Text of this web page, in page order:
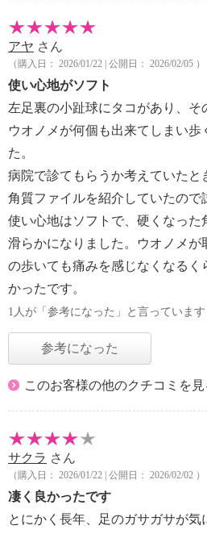
アヤ さん
（購入日： 2026/01/22 | 公開日： 2026/02/05 ）
使い心地がソフト
左足裏の小趾球にタコがあり、そ
ウオノメが何個も出来てしまい歩
た。
病院で診てもらうか考えていたと
角質ファイルを紹介していたので
使い心地はソフトで、硬くなった
滑らかになりました。ウオノメが
の歩いても痛みを感じなくなるく
かったです。
1人が「参考になった」と言っています
参考になった
このお客様の他のクチコミを見
サクラ さん
（購入日： 2026/01/22 | 公開日： 2026/02/02 ）
凄く良かったです
とにかく長年、足のガサガサが気